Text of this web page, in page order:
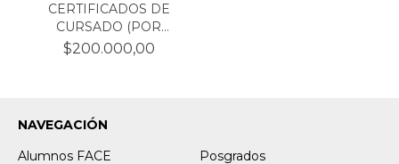
CERTIFICADOS DE
CURSADO (POR
MATERIA)
$200.000,00
NAVEGACIÓN
Alumnos FACE
Posgrados